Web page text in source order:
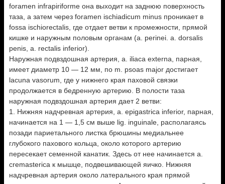
foramen infrapiriforme она выходит на заднюю поверхность
таза, а затем через foramen ischiadicum minus проникает в
fossa ischiorectalis, где отдает ветви к промежности, прямой
кишке и наружным половым органам (a. perinei. a. dorsalis
penis, a. rectalis inferior).
Наружная подвздошная артерия, a. iliaca externa, парная,
имеет диаметр 10 — 12 мм, по m. psoas major достигает
lacuna vasorum, где у нижнего края паховой связки
продолжается в бедренную артерию. В полости таза
наружная подвздошная артерия дает 2 ветви:
1. Нижняя надчревная артерия, a. epigastrica inferior, парная,
начинается на 1 — 1,5 см выше lig. inguinale, располагаясь
позади париетального листка брюшины медиальнее
глубокого пахового кольца, около которого артерию
пересекает семенной канатик. Здесь от нее начинается а.
сrеmasterica к мышце, подвешивающей яичко. Нижняя
надчревная артерия около латерального края прямой